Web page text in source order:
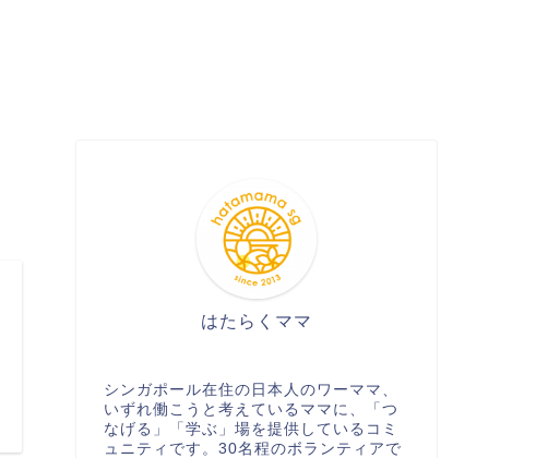
はたらくママ
シンガポール在住の日本人のワーママ、
いずれ働こうと考えているママに、「つ
なげる」「学ぶ」場を提供しているコミ
ュニティです。30名程のボランティアで